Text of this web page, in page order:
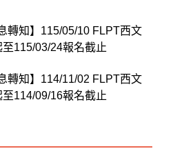
轉知】115/05/10 FLPT西文
115/03/24報名截止
轉知】114/11/02 FLPT西文
114/09/16報名截止